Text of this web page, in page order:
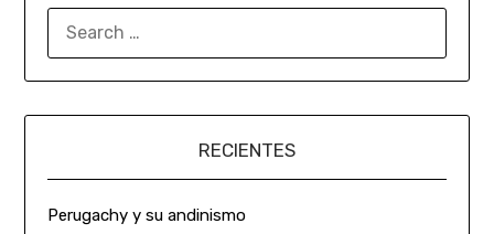
RECIENTES
Perugachy y su andinismo